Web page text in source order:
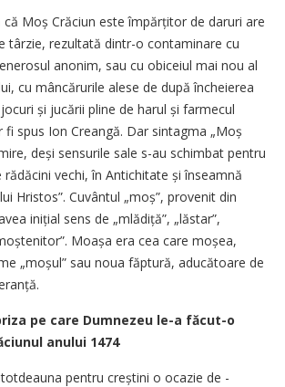
că Moș Crăciun este împăr­țitor de daruri are
târzie, rezultată dintr-o contaminare cu
anonim, sau cu obiceiul mai nou al
cu mâncărurile alese de după încheierea
și jucării pline de harul și farmecul
fi spus Ion Creangă. Dar sintagma „Moș
deși sensurile sale s-au schimbat pentru
vechi, în Antichitate și înseamnă
Hristos”. ­Cuvântul „moș”, provenit din
inițial sens de „mlădiță”, „lăstar”,
Moașa era cea care moșea,
„moșul” sau noua făptură, aducătoare de
pe care Dumnezeu le-a făcut-o
anului 1474
pentru creștini o ocazie de